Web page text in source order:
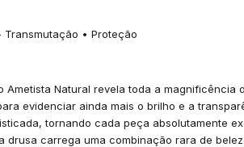
Transmutação • Proteção
Ametista Natural revela toda a
evidenciar ainda mais o brilho e a
tornando cada peça absolutamente
drusa carrega uma combinação rara de